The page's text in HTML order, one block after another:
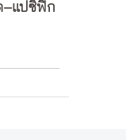
–แปซิฟิก